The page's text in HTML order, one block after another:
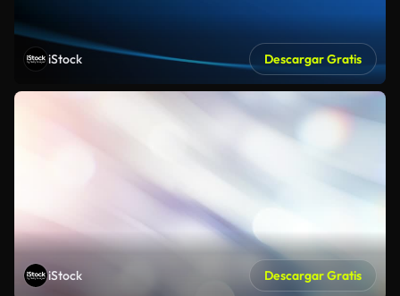
iStock Descargar Gratis
iStock Descargar Gratis